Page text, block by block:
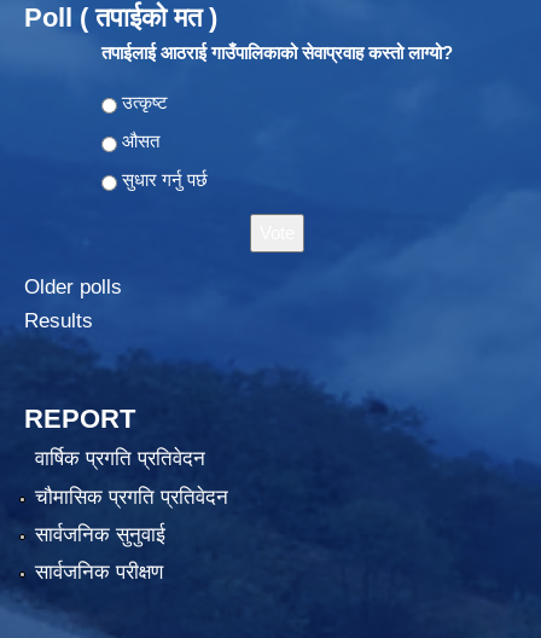
Poll ( तपाईको मत )
तपाईलाई आठराई गाउँपालिकाको सेवाप्रवाह कस्तो लाग्यो?
Choices
उत्कृष्ट
औसत
सुधार गर्नु पर्छ
Older polls
Results
REPORT
वार्षिक प्रगति प्रतिवेदन
चौमासिक प्रगति प्रतिवेदन
सार्वजनिक सुनुवाई
सार्वजनिक परीक्षण